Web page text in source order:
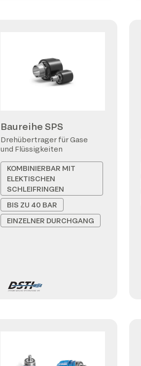
Baureihe SPS
Drehübertrager für Gase
und Flüssigkeiten
KOMBINIERBAR MIT
ELEKTISCHEN
SCHLEIFRINGEN
BIS ZU 40 BAR
EINZELNER DURCHGANG